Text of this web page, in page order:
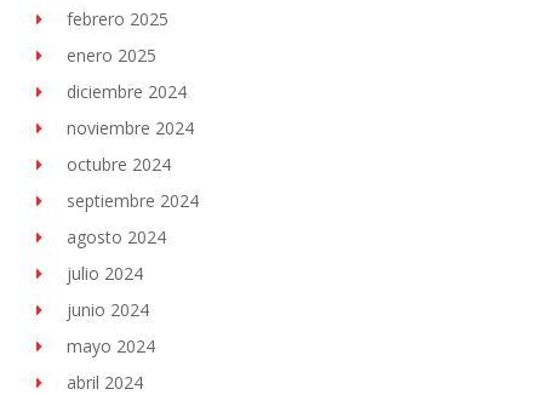
febrero 2025
enero 2025
diciembre 2024
noviembre 2024
octubre 2024
septiembre 2024
agosto 2024
julio 2024
junio 2024
mayo 2024
abril 2024